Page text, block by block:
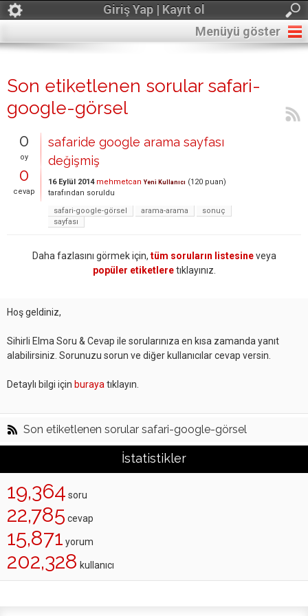
Giriş Yap | Kayıt ol
Menüyü göster
Son etiketlenen sorular safari-
google-görsel
0
oy
0
cevap
safaride google arama sayfası
değişmiş
16 Eylül 2014 mehmetcan Yeni Kullanıcı (120 puan)
tarafından soruldu
safari-google-görsel
arama-arama
sonuç
sayfası
Daha fazlasını görmek için, tüm soruların listesineveya
popüler etiketleretıklayınız.
Hoş geldiniz,
Sihirli Elma Soru & Cevap ile sorularınıza en kısa zamanda yanıt
alabilirsiniz. Sorunuzu sorun ve diğer kullanıcılar cevap versin.
Detaylı bilgi için buraya tıklayın.
Son etiketlenen sorular safari-google-görsel
İstatistikler
19,364 soru
22,785 cevap
15,871 yorum
202,328 kullanıcı